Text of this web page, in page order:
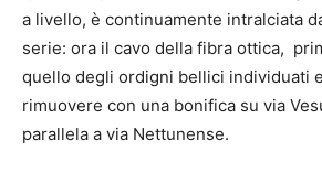
a livello, è continuamente intralciata
serie: ora il cavo della fibra ottica,
quello degli ordigni bellici individuati
rimuovere con una bonifica su via
parallela a via Nettunense.